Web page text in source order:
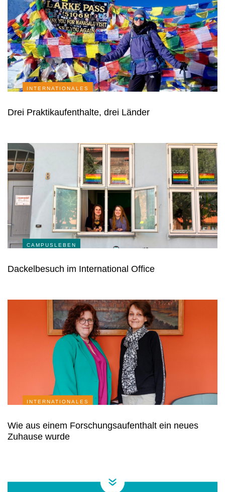
INTERNATIONALES
Drei Praktikaufenthalte, drei Länder
CAMPUSLEBEN
Dackelbesuch im International Office
INTERNATIONALES
Wie aus einem Forschungsaufenthalt ein neues
Zuhause wurde